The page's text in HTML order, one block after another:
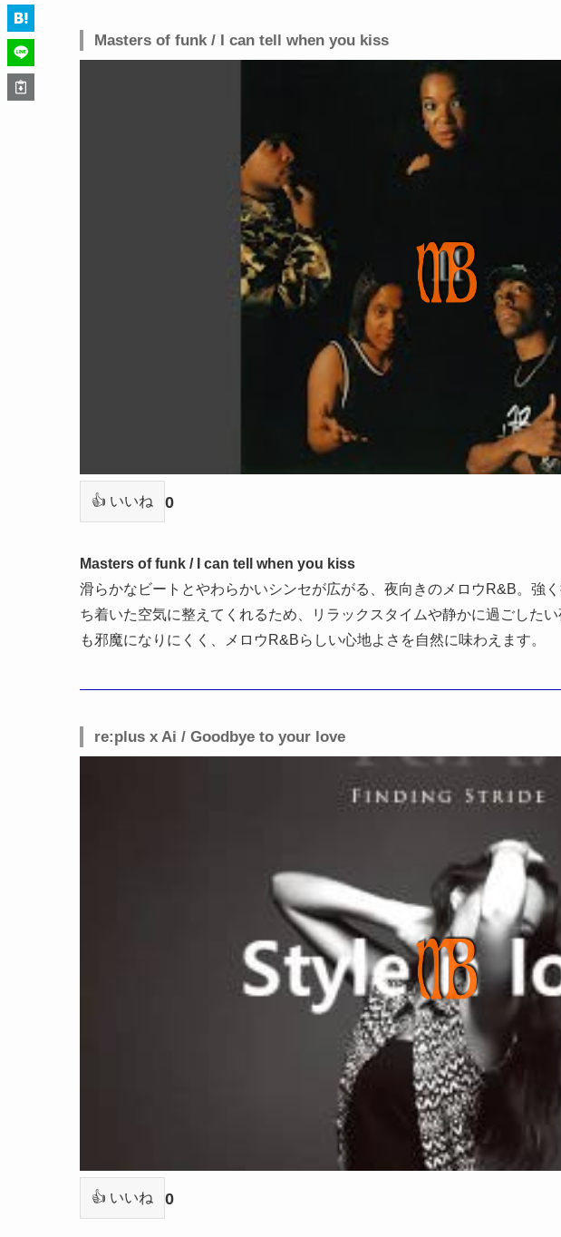
Masters of funk / I can tell when you kiss
👍 いいね 0
Masters of funk / I can tell when you kiss
滑らかなビートとやわらかいシンセが広がる、夜向きのメロウR&B。強
ち着いた空気に整えてくれるため、リラックスタイムや静かに過ごした
も邪魔になりにくく、メロウR&Bらしい心地よさを自然に味わえます。
re:plus x Ai / Goodbye to your love
👍 いいね 0